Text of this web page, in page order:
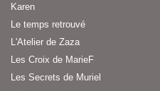
Karen
Le temps retrouvé
L'Atelier de Zaza
Les Croix de MarieF
Les Secrets de Muriel